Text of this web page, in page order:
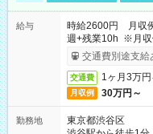
給与
時給2600円 月収
週+残業10h ※月収
受取りサービス利
交通費別途支給
交通費 1ヶ月3万
月収例 30万円～
勤務地
東京都渋谷区